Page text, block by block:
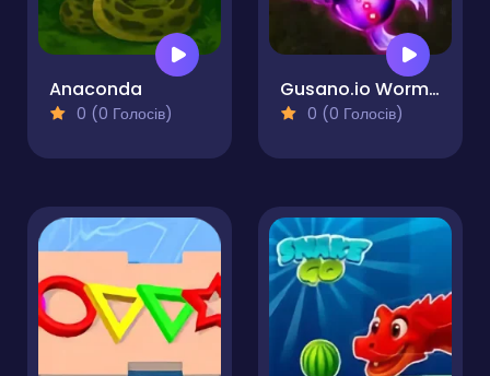
Anaconda
0 (0 Голосів)
Gusano.io Worms Snake Game
0 (0 Голосів)